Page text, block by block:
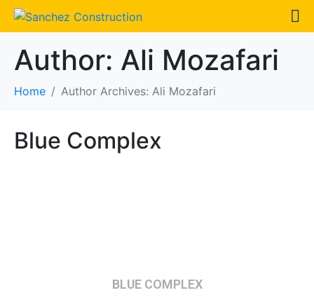
Author: Ali Mozafari
Home Author Archives: Ali Mozafari
Blue Complex
BLUE COMPLEX